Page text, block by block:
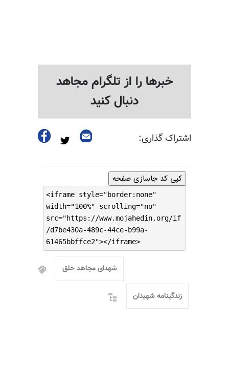
خبرها را از تلگرام مجاهد
دنبال کنید
اشتراک گذاری:
کپی کد جاسازی صفحه
<iframe style="border:none"
width="100%" scrolling="no"
src="https://www.mojahedin.org/if
/d7be430a-489c-44ce-b99a-
61465bbffce2"></iframe>
شهدای مجاهد خلق
زندگینامه شهیدان